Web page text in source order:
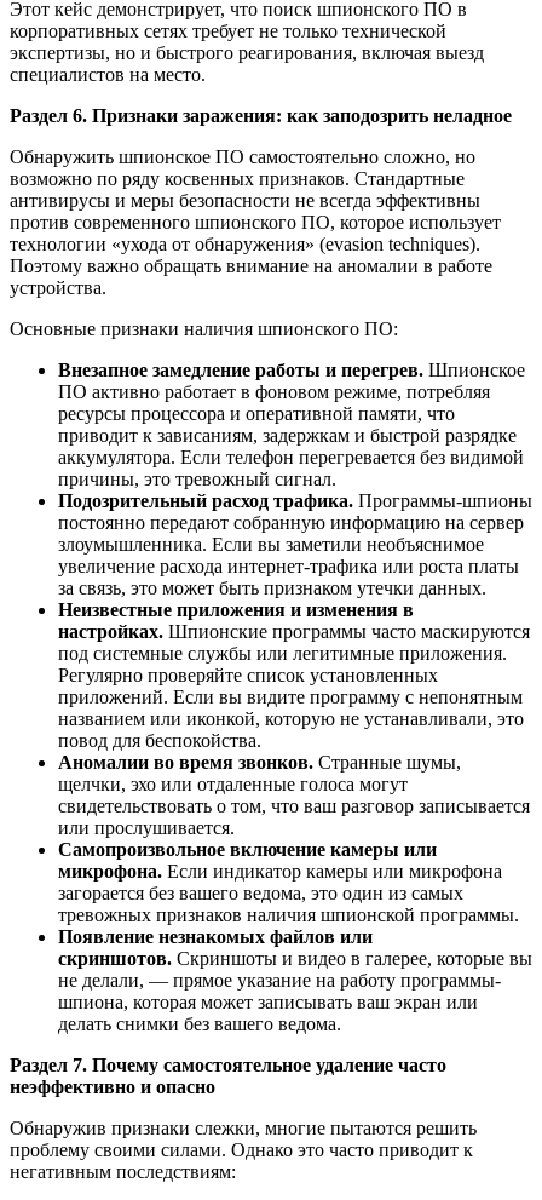
Этот кейс демонстрирует, что поиск шпионского ПО в
корпоративных сетях требует не только технической
экспертизы, но и быстрого реагирования, включая выезд
специалистов на место.
Раздел 6. Признаки заражения: как заподозрить неладное
Обнаружить шпионское ПО самостоятельно сложно, но
возможно по ряду косвенных признаков. Стандартные
антивирусы и меры безопасности не всегда эффективны
против современного шпионского ПО, которое использует
технологии «ухода от обнаружения» (evasion techniques).
Поэтому важно обращать внимание на аномалии в работе
устройства.
Основные признаки наличия шпионского ПО:
Внезапное замедление работы и перегрев. Шпионское
ПО активно работает в фоновом режиме, потребляя
ресурсы процессора и оперативной памяти, что
приводит к зависаниям, задержкам и быстрой разрядке
аккумулятора. Если телефон перегревается без видимой
причины, это тревожный сигнал.
Подозрительный расход трафика. Программы-шпионы
постоянно передают собранную информацию на сервер
злоумышленника. Если вы заметили необъяснимое
увеличение расхода интернет-трафика или роста платы
за связь, это может быть признаком утечки данных.
Неизвестные приложения и изменения в
настройках. Шпионские программы часто маскируются
под системные службы или легитимные приложения.
Регулярно проверяйте список установленных
приложений. Если вы видите программу с непонятным
названием или иконкой, которую не устанавливали, это
повод для беспокойства.
Аномалии во время звонков. Странные шумы,
щелчки, эхо или отдаленные голоса могут
свидетельствовать о том, что ваш разговор записывается
или прослушивается.
Самопроизвольное включение камеры или
микрофона. Если индикатор камеры или микрофона
загорается без вашего ведома, это один из самых
тревожных признаков наличия шпионской программы.
Появление незнакомых файлов или
скриншотов. Скриншоты и видео в галерее, которые вы
не делали, — прямое указание на работу программы-
шпиона, которая может записывать ваш экран или
делать снимки без вашего ведома.
Раздел 7. Почему самостоятельное удаление часто
неэффективно и опасно
Обнаружив признаки слежки, многие пытаются решить
проблему своими силами. Однако это часто приводит к
негативным последствиям: